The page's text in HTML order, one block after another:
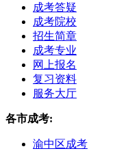
成考答疑
成考院校
招生简章
成考专业
网上报名
复习资料
服务大厅
各市成考:
渝中区成考